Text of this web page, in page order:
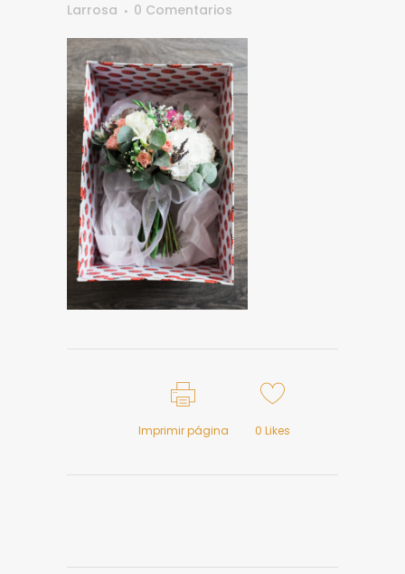
Larrosa
0 Comentarios
Imprimir página 0 Likes